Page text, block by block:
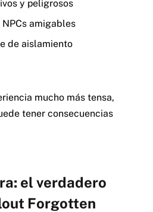
y peligrosos
amigables
de aislamiento
mucho más tensa,
tener consecuencias
el verdadero
Forgotten